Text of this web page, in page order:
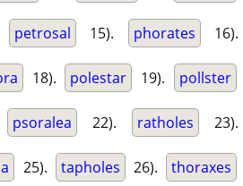
petrosal 15). phorates 16).
18). polestar 19). pollster
psoralea 22). ratholes 23).
25). tapholes 26). thoraxes